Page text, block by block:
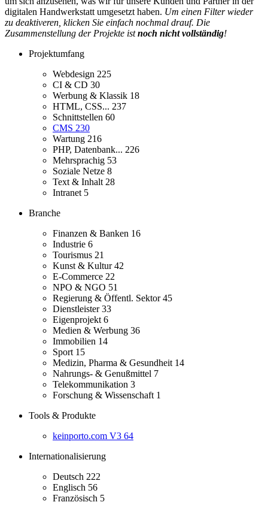
digitalen Handwerkstatt umgesetzt haben. Um einen Filter wieder
zu deaktiveren, klicken Sie einfach nochmal drauf. Die
Zusammenstellung der Projekte istnoch nicht vollständig!
Projektumfang
Webdesign 225
CI & CD 30
Werbung & Klassik 18
HTML, CSS... 237
Schnittstellen 60
CMS 230
Wartung 216
PHP, Datenbank... 226
Mehrsprachig 53
Soziale Netze 8
Text & Inhalt 28
Intranet 5
Branche
Finanzen & Banken 16
Industrie 6
Tourismus 21
Kunst & Kultur42
E-Commerce 22
NPO & NGO 51
Regierung & Öffentl. Sektor45
Dienstleister33
Eigenprojekt 6
Medien & Werbung 36
Immobilien 14
Sport 15
Medizin, Pharma & Gesundheit 14
Nahrungs- & Genußmittel 7
Telekommunikation 3
Forschung & Wissenschaft 1
Tools & Produkte
keinporto.com V3 64
Internationalisierung
Deutsch 222
Englisch 56
Französisch 5